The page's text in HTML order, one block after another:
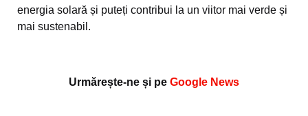
energia solară și puteți contribui la un viitor mai verde și
mai sustenabil.
Urmărește-ne și pe Google News